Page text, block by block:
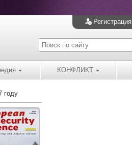
Регистрация
КОНФЛИКТ
году